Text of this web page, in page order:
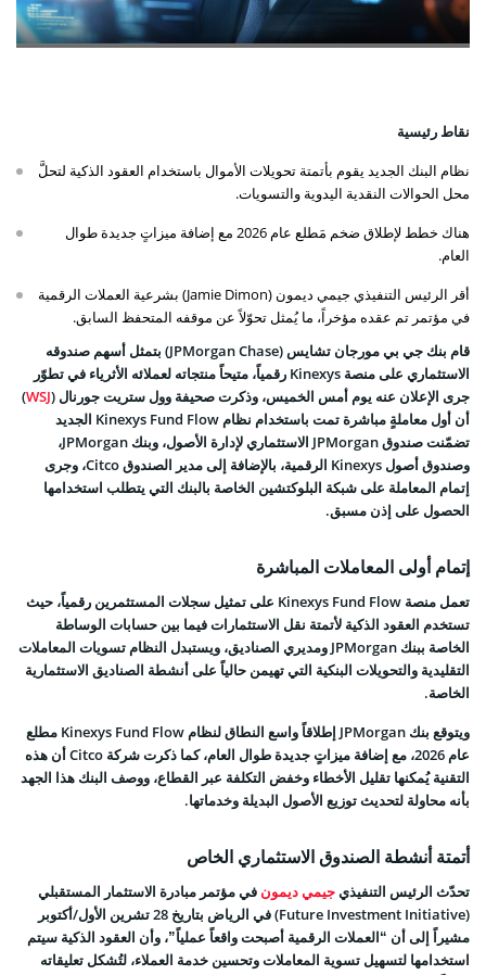
نقاط رئيسية
نظام البنك الجديد يقوم بأتمتة تحويلات الأموال باستخدام العقود الذكية لتحلَّ
محل الحوالات النقدية اليدوية والتسويات.
هناك خطط لإطلاق ضخم مَطلع عام 2026 مع إضافة ميزاتٍ جديدة طوال
العام.
أقر الرئيس التنفيذي جيمي ديمون (Jamie Dimon) بشرعية العملات الرقمية
في مؤتمر تم عقده مؤخراً، ما يُمثل تحوّلاً عن موقفه المتحفظ السابق.
قام بنك جي بي مورجان تشايس (JPMorgan Chase) بتمثل أسهم صندوقه
الاستثماري على منصة Kinexys رقمياً، متيحاً منتجاته لعملائه الأثرياء في تطوّر
جرى الإعلان عنه يوم أمس الخميس، وذكرت صحيفة وول ستريت جورنال (WSJ
)
أن أول معاملةٍ مباشرة تمت باستخدام نظام Kinexys Fund Flow الجديد
تضمّنت صندوق JPMorgan الاستثماري لإدارة الأصول، وبنك JPMorgan،
وصندوق أصول Kinexys الرقمية، بالإضافة إلى مدير الصندوق Citco، وجرى
إتمام المعاملة على شبكة البلوكتشين الخاصة بالبنك التي يتطلب استخدامها
الحصول على إذن مسبق.
إتمام أولى المعاملات المباشرة
تعمل منصة Kinexys Fund Flow على تمثيل سجلات المستثمرين رقمياً، حيث
تستخدم العقود الذكية لأتمتة نقل الاستثمارات فيما بين حسابات الوساطة
الخاصة ببنك JPMorgan ومديري الصناديق، ويستبدل النظام تسويات المعاملات
التقليدية والتحويلات البنكية التي تهيمن حالياً على أنشطة الصناديق الاستثمارية
الخاصة.
ويتوقع بنك JPMorgan إطلاقاً واسع النطاق لنظام Kinexys Fund Flow مطلع
عام 2026، مع إضافة ميزاتٍ جديدة طوال العام، كما ذكرت شركة Citco أن هذه
التقنية يُمكنها تقليل الأخطاء وخفض التكلفة عبر القطاع، ووصف البنك هذا الجهد
بأنه محاولة لتحديث توزيع الأصول البديلة وخدماتها.
أتمتة أنشطة الصندوق الاستثماري الخاص
تحدّث الرئيس التنفيذي جيمي ديمون في مؤتمر مبادرة الاستثمار المستقبلي
(Future Investment Initiative) في الرياض بتاريخ 28 تشرين الأول/أكتوبر
مشيراً إلى أن “العملات الرقمية أصبحت واقعاً عملياً”، وأن العقود الذكية سيتم
استخدامها لتسهيل تسوية المعاملات وتحسين خدمة العملاء، لتُشكل تعليقاته